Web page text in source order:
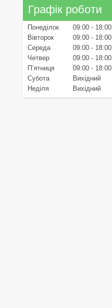
Графік роботи
Понеділок 09:00
18:00
Вівторок
09:00
18:00
Середа
09:00
18:00
Четвер
09:00
18:00
Пʼятниця
09:00
18:00
Субота
Вихідний
Неділя
Вихідний